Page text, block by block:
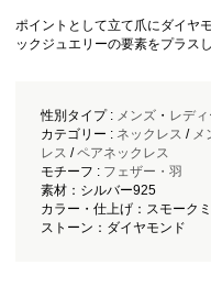
ポイントとして立て爪にダイヤ
ックジュエリーの要素をプラス
性別タイプ : メンズ・ レディ
カテゴリー : ネックレス / メ
レス /ペアネックレス
モチーフ : フェザー・羽
素材：シルバー925
カラー・仕上げ：スモーク
ストーン：ダイヤモンド